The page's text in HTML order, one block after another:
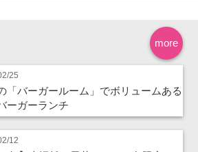
more
25
「バーガールーム」でボリュームある
ーガーランチ
12